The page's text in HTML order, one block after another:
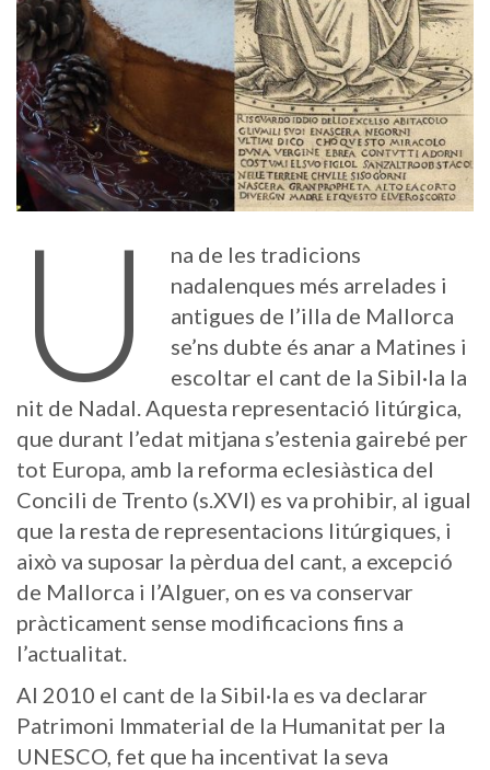
U
na de les tradicions
nadalenques més arrelades i
antigues de l’illa de Mallorca
se’ns dubte és anar a Matines i
escoltar el cant de la Sibil·la la
nit de Nadal. Aquesta representació litúrgica,
que durant l’edat mitjana s’estenia gairebé per
tot Europa, amb la reforma eclesiàstica del
Concili de Trento (s.XVI) es va prohibir, al igual
que la resta de representacions litúrgiques, i
això va suposar la pèrdua del cant, a excepció
de Mallorca i l’Alguer, on es va conservar
pràcticament sense modificacions fins a
l’actualitat.
Al 2010 el cant de la Sibil·la es va declarar
Patrimoni Immaterial de la Humanitat per la
UNESCO, fet que ha incentivat la seva